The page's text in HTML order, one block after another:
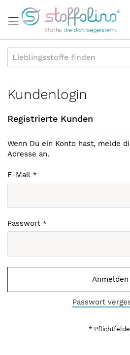
zum
Inhalt
Kundenlogin
Registrierte Kunden
Wenn Du ein Konto hast, melde
Adresse an.
E-Mail
Passwort
Anmelden
Passwort